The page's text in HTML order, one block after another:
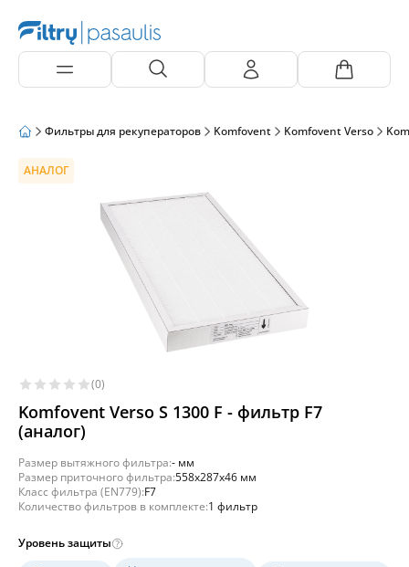
Фильтры для рекуператоров Komfovent Komfovent Verso
АНАЛОГ
(0)
Komfovent Verso S 1300 F - фильтр F7
(аналог)
Размер вытяжного фильтра:- мм
Размер приточного фильтра:558x287x46 мм
Класс фильтра (EN779):F7
Количество фильтров в комплекте:1 фильтр
Уровень защиты